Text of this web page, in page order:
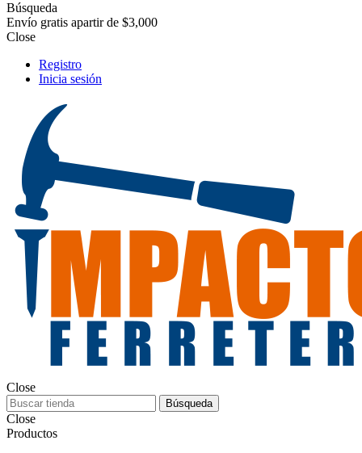
Búsqueda
Envío gratis apartir de $3,000
Close
Registro
Inicia sesión
Close
Búsqueda
Close
Productos